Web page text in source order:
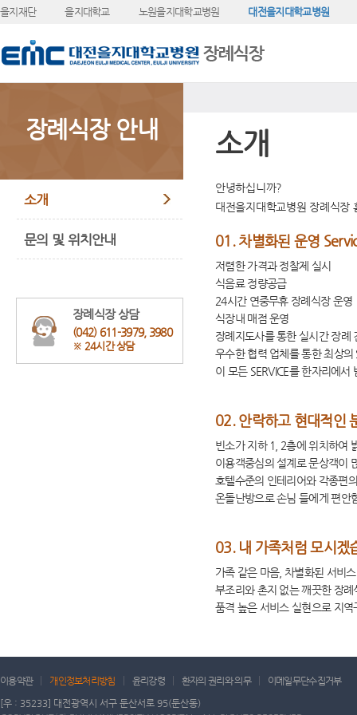
을지재단 을지대학교 노원을지대학교병원 대전을지대학교병원
장례식장 안내
소개
문의 및 위치안내
장례식장 상담
(042) 611-3979, 3980
※ 24시간 상담
소개
안녕하십니까?
대전을지대학교병원 장례식장
01. 차별화된 운영
저렴한 가격과 정찰제 실시
식음료 정량공급
24시간 연중무휴 장례식장 운영
식장내 매점 운영
장례지도사를 통한 실시간 장례
우수한 협력 업체를 통한 최상의
이 모든 SERVICE를 한자리에서
02. 안락하고 현대적인
빈소가 지하 1, 2층에 위치하여
이용객중심의 설계로 문상객이
호텔수준의 인테리어와 각종편
온돌난방으로 손님 들에게 편안
03. 내 가족처럼 모시겠
가족 같은 마음, 차별화된 서비
부조리와 촌지 없는 깨끗한 장례
품격 높은 서비스 실현으로 지
이용약관 개인정보처리방침 윤리강령 환자의 권리와 의무
이메일무단수집거부
[우 : 35233] 대전광역시 서구 둔산서로 95(둔산동)